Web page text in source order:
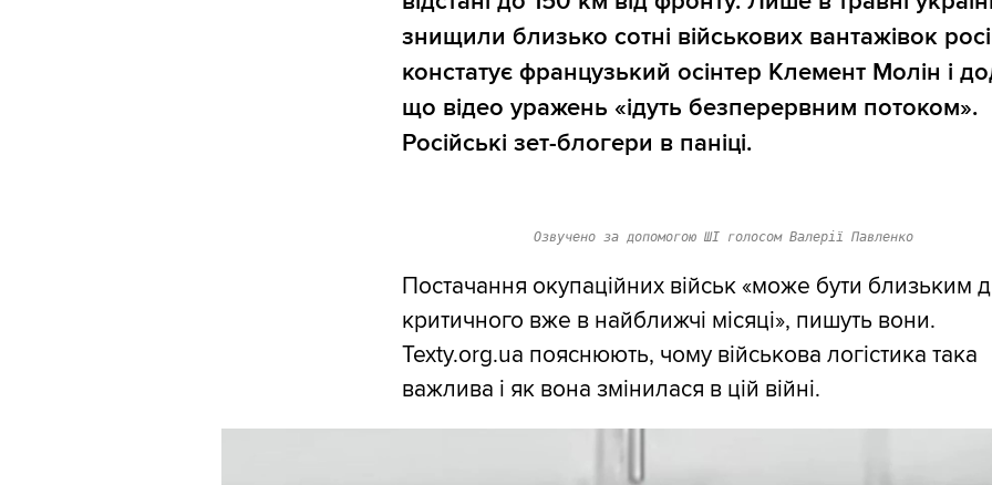
знищили близько сотні військових вантажівок
констатує французький осінтер Клемент Молін і
що відео уражень «ідуть безперервним потоком».
Російські зет-блогери в паніці.
Озвучено за допомогою ШІ голосом Валерії Павленко
Постачання окупаційних військ «може бути близьким
критичного вже в найближчі місяці», пишуть вони.
Texty.org.ua пояснюють, чому військова логістика така
важлива і як вона змінилася в цій війні.